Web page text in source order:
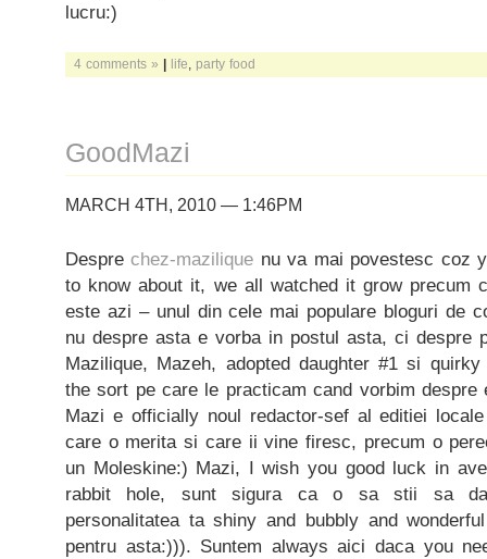
lucru:)
4 comments » | life party food
GoodMazi
MARCH 4TH, 2010 — 1:46PM
Desprechez-mazilique nu va mai povestesc coz
to know about it, we all watched it grow precum
este azi – unul din cele mai populare bloguri de
nu despre asta e vorba in postul asta, ci despre
Mazilique, Mazeh, adopted daughter #1 si
the sort pe care le practicam cand vorbim
Mazi e officially noul redactor-sef al editiei
care o merita si care ii vine firesc, precum o
un Moleskine:) Mazi, I wish you good luck in
rabbit hole, sunt sigura ca o sa stii sa
personalitatea ta shiny and bubbly and
pentru asta:))). Suntem always aici daca you